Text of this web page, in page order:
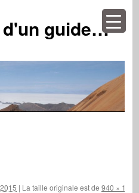
d'un guide…
| La taille originale est de 940 × 197